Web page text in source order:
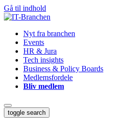
Gå til indhold
Nyt fra branchen
Events
HR & Jura
Tech insights
Business & Policy Boards
Medlemsfordele
Bliv medlem
toggle search